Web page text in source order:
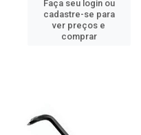
Faça seu login ou
cadastre-se para
ver preços e
comprar